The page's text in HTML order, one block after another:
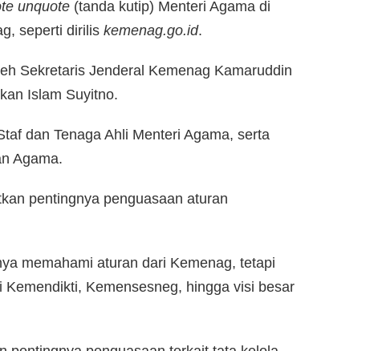
unquote (tanda kutip) Menteri Agama di
seperti dirilis kemenag.go.id.
Sekretaris Jenderal Kemenag Kamaruddin
Islam Suyitno.
dan Tenaga Ahli Menteri Agama, serta
Agama.
pentingnya penguasaan aturan
memahami aturan dari Kemenag, tetapi
Kemensesneg, hingga visi besar